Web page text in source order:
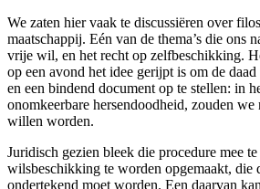
We zaten hier vaak te discussiëren over
maatschappij. Eén van de thema’s die ons
vrije wil, en het recht op zelfbeschikking.
op een avond het idee gerijpt is om de
en een bindend document op te stellen: in
onomkeerbare hersendoodheid, zouden we
willen worden.
Juridisch gezien bleek die procedure mee
wilsbeschikking te worden opgemaakt, die
ondertekend moet worden. Een daarvan